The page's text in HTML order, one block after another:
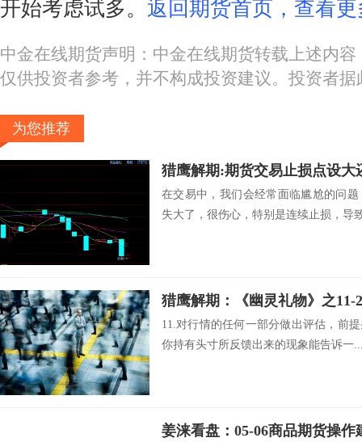
开始考虑试多。 返回期货首页，查看更
中金在线期货声明：中金在线期货转载上述内
仅供投资者参考，并不构成投资建议。投资者
为您推荐
猎鹰解期:期货交易止损点设大
在交易中，我们会经常面临尴尬的问
失大了，很伤心，特别是连续止损，导
猎鹰解期：《幽灵礼物》之11-
11.对行情的任何一部分做出评估，前
你持有头寸所反馈出来的现象能告诉一
姜涞看盘：05-06商品期货操作